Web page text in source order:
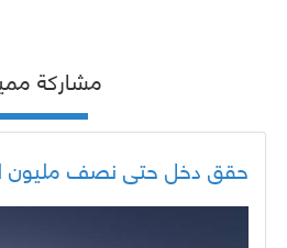
مشاركة
حقق دخل حتى نصف مليون